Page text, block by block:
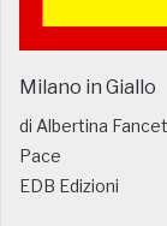
Milano in Giallo
di Albertina
Pace
EDB Edizioni